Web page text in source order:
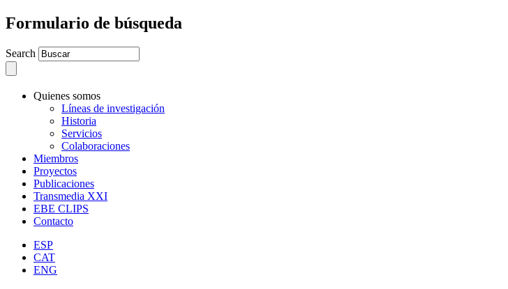
Formulario de búsqueda
Search
Quienes somos
Líneas de investigación
Historia
Servicios
Colaboraciones
Miembros
Proyectos
Publicaciones
Transmedia XXI
EBE CLIPS
Contacto
ESP
CAT
ENG